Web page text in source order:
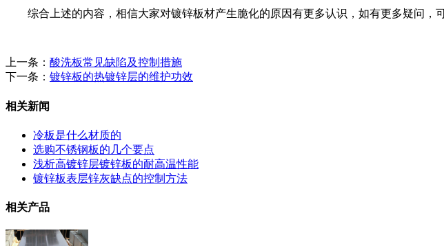
综合上述的内容，相信大家对镀锌板材产生脆化的原因有更多认识，如有更多疑问，可
上一条： 酸洗板常见缺陷及控制措施
下一条： 镀锌板的热镀锌层的维护功效
相关新闻
冷板是什么材质的
选购不锈钢板的几个要点
浅析高镀锌层镀锌板的耐高温性能
镀锌板表层锌灰缺点的控制方法
相关产品